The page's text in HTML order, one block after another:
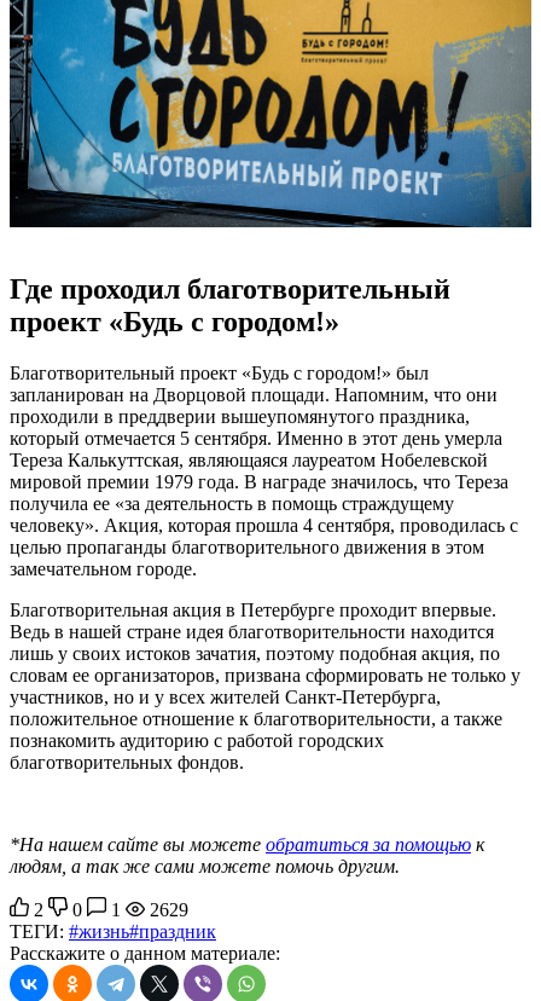
Где проходил благотворительный
проект «Будь с городом!»
Благотворительный проект «Будь с городом!» был
запланирован на Дворцовой площади. Напомним, что они
проходили в преддверии вышеупомянутого праздника,
который отмечается 5 сентября. Именно в этот день умерла
Тереза Калькуттская, являющаяся лауреатом Нобелевской
мировой премии 1979 года. В награде значилось, что Тереза
получила ее «за деятельность в помощь страждущему
человеку». Акция, которая прошла 4 сентября, проводилась с
целью пропаганды благотворительного движения в этом
замечательном городе.
Благотворительная акция в Петербурге проходит впервые.
Ведь в нашей стране идея благотворительности находится
лишь у своих истоков зачатия, поэтому подобная акция, по
словам ее организаторов, призвана сформировать не только у
участников, но и у всех жителей Санкт-Петербурга,
положительное отношение к благотворительности, а также
познакомить аудиторию с работой городских
благотворительных фондов.
*На нашем сайте вы можете обратиться за помощью к
людям, а так же сами можете помочь другим.
2 0 1
2629
ТЕГИ: #жизнь#праздник
Расскажите о данном материале: